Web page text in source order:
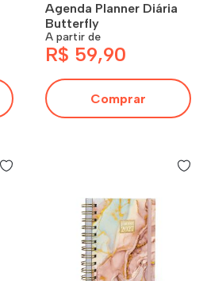
Agenda Planner Diária
Butterfly
A partir de
R$ 59,90
Comprar